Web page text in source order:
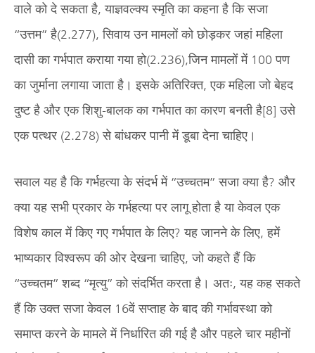
वाले को दे सकता है, याज्ञवल्क्य स्मृति का कहना है कि सजा
“उत्तम” है(2.277), सिवाय उन मामलों को छोड़कर जहां महिला
दासी का गर्भपात कराया गया हो(2.236),जिन मामलों में 100 पण
का जुर्माना लगाया जाता है। इसके अतिरिक्त, एक महिला जो बेहद
दुष्ट है और एक शिशु-बालक का गर्भपात का कारण बनती है[8] उसे
एक पत्थर (2.278) से बांधकर पानी में डूबा देना चाहिए।
सवाल यह है कि गर्भहत्या के संदर्भ में “उच्चतम” सजा क्या है? और
क्या यह सभी प्रकार के गर्भहत्या पर लागू होता है या केवल एक
विशेष काल में किए गए गर्भपात के लिए? यह जानने के लिए, हमें
भाष्यकार विश्वरूप की ओर देखना चाहिए, जो कहते हैं कि
“उच्चतम” शब्द “मृत्यु” को संदर्भित करता है। अतः, यह कह सकते
हैं कि उक्त सजा केवल 16वें सप्ताह के बाद की गर्भावस्था को
समाप्त करने के मामले में निर्धारित की गई है और पहले चार महीनों